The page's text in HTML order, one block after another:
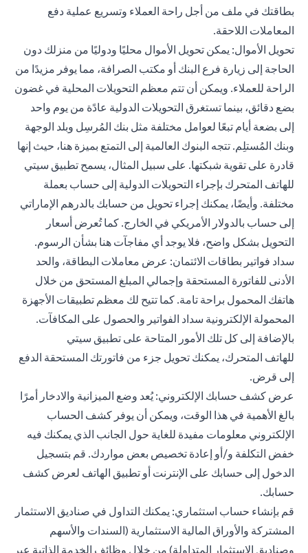
بطاقتك في ملف من أجل راحة العملاء وتسريع عملية دفع
المعاملات اللاحقة.
تحويل الأموال: يمكن تحويل الأموال محليًا ودوليًا من منزلك دون
الحاجة إلى زيارة فرع البنك أو مكتب الصرافة، مما يوفر مزيدًا من
الراحة للعملاء. ويمكن أن تتم معظم التحويلات المحلية في غضون
بضع دقائق، بينما تستغرق التحويلات الدولية عادًة من يوم واحد
إلى بضعة أيام تبعًا لعوامل مختلفة مثل بنك المُرسِل وبلد الوجهة
وبنك المُستلِم. تتجه البنوك العالمية إلى التمتع بميزة هنا، حيث إنها
قادرة على تقوية شبكتها. على سبيل المثال، يسمح تطبيق سيتي
للهاتف المتحرك بإجراء التحويلات الدولية إلى حساب بعملة
مختلفة. وأيضًا، يمكنك إجراء تحويل من حسابك بالدرهم الإماراتي
إلى حساب بالدولار الأمريكي في الخارج. كما تُعرض أسعار
التحويل بشكل واضح، فلا يوجد أي مفاجآت هنا بشأن الرسوم.
سداد فواتير بطاقات الائتمان: عرض معاملات البطاقة، والحد
الأدنى للفاتورة المستحقة وإجمالي المبلغ المستحق من خلال
هاتفك المحمول براحة تامة. كما تتيح لك معظم تطبيقات الأجهزة
المحمولة الإلكترونية سداد الفواتير والحصول على المكافآت.
بالإضافة إلى كل تلك الأمور المتاحة على تطبيق سيتي
للهاتف المتحرك، يمكنك تحويل جزء من فاتورتك المستحقة الدفع
إلى قرض.
عرض كشف حسابك الإلكتروني: يُعد وضع الميزانية والادخار أمرًا
بالغ الأهمية في هذا الوقت، ويمكن أن يوفر كشف الحساب
الإلكتروني معلومات مفيدة للغاية حول الجانب الذي يمكنك فيه
خفض التكلفة و/أو إعادة تخصيص بعض مواردك. قم بتسجيل
الدخول إلى حسابك على الإنترنت أو تطبيق الهاتف لعرض كشف
حسابك.
قم بإنشاء حساب استثماري: يمكنك التداول في صناديق الاستثمار
المشتركة والأوراق المالية الاستثمارية (السندات والأسهم
وصناديق الاستثمار المتداولة) من خلال وظائف الخدمة الذاتية عبر